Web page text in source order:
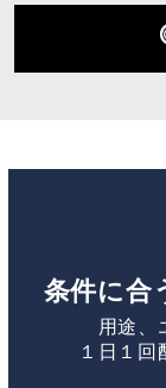
条件に合
用途、
１日１回